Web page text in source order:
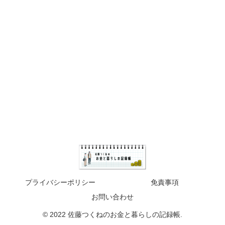
プライバシーポリシー
免責事項
お問い合わせ
© 2022 佐藤つくねのお金と暮らしの記録帳.